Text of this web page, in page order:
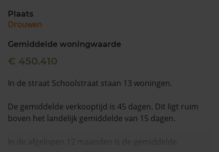
Plaats
Drouwen
Gemiddelde woningwaarde
€ 450.410
In de straat Schoolstraat staan 13 woningen.
De gemiddelde verkooptijd is 45 dagen. Dit ligt ruim
boven het landelijk gemiddelde van 15 dagen.
In de afgelopen 12 maanden is de gemiddelde